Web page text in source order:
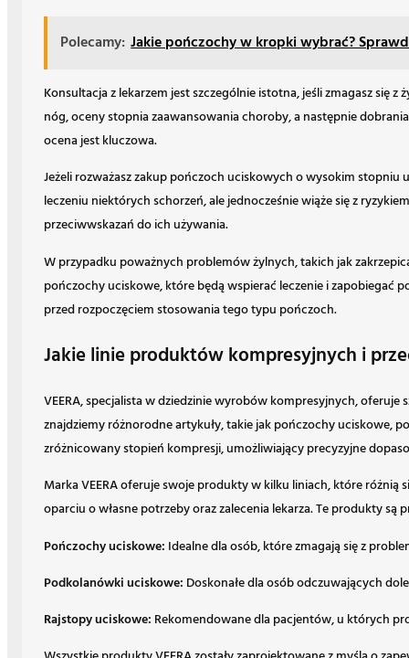
Polecamy: Jakie pończochy w kropki wybrać?
Konsultacja z lekarzem jest szczególnie istotna, jeśli zmagasz
nóg, oceny stopnia zaawansowania choroby, a następnie
ocena jest kluczowa.
Jeżeli rozważasz zakup pończoch uciskowych o wysokim
leczeniu niektórych schorzeń, ale jednocześnie wiąże się z
przeciwwskazań do ich używania.
W przypadku poważnych problemów żylnych, takich jak
pończochy uciskowe, które będą wspierać leczenie i zapobiegać
przed rozpoczęciem stosowania tego typu pończoch.
Jakie linie produktów kompresyjnych i
VEERA, specjalista w dziedzinie wyrobów kompresyjnych,
znajdziemy różnorodne artykuły, takie jak pończochy uciskowe,
zróżnicowany stopień kompresji, umożliwiający precyzyjne
Marka VEERA oferuje swoje produkty w kilku liniach, które
oparciu o własne potrzeby oraz zalecenia lekarza. Te produkty
Pończochy uciskowe: Idealne dla osób, które zmagają się z
Podkolanówki uciskowe: Doskonałe dla osób odczuwających
Rajstopy uciskowe: Rekomendowane dla pacjentów, u których